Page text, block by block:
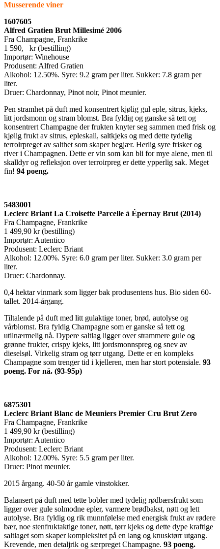
Musserende viner
1607605
Alfred Gratien Brut Millesimé 2006
Fra Champagne, Frankrike
1 590,– kr (bestilling)
Importør: Winehouse
Produsent: Alfred Gratien
Alkohol: 12.50%. Syre: 9.2 gram per liter. Sukker: 7.8 gram per
liter.
Druer: Chardonnay, Pinot noir, Pinot meunier.
Pen stramhet på duft med konsentrert kjølig gul eple, sitrus, kjeks,
litt jordsmonn og stram blomst. Bra fyldig og ganske så tett og
konsentrert Champagne der frukten knyter seg sammen med frisk og
kjølig frukt av sitrus, epleskall, saltkjeks og med dette tydelig
terroirpreget av salthet som skaper begjær. Herlig syre frisker og
river i Champagnen. Dette er vin som kan bli for mye alene, men til
skalldyr og refleksjon over terroirpreg er dette ypperlig sak. Meget
fin! 94 poeng.
5483001
Leclerc Briant La Croisette Parcelle à Épernay Brut (2014)
Fra Champagne, Frankrike
1 499,90 kr (bestilling)
Importør: Autentico
Produsent: Leclerc Briant
Alkohol: 12.00%. Syre: 6.0 gram per liter. Sukker: 3.0 gram per
liter.
Druer: Chardonnay.
0,4 hektar vinmark som ligger bak produsentens hus. Bio siden 60-
tallet. 2014-årgang.
Tiltalende på duft med litt gulaktige toner, brød, autolyse og
vårblomst. Bra fyldig Champagne som er ganske så tett og
utilnærmelig nå. Dypere saltlag ligger over strammere gule og
grønne frukter, crispy kjeks, litt jordsmonnspreg og snev av
dieselsøl. Virkelig stram og tørr utgang. Dette er en kompleks
Champagne som trenger tid i kjelleren, men har stort potensiale. 93
poeng. For nå. (93-95p)
6875301
Leclerc Briant Blanc de Meuniers Premier Cru Brut Zero
Fra Champagne, Frankrike
1 499,90 kr (bestilling)
Importør: Autentico
Produsent: Leclerc Briant
Alkohol: 12.00%. Syre: 5.5 gram per liter.
Druer: Pinot meunier.
2015 årgang. 40-50 år gamle vinstokker.
Balansert på duft med tette bobler med tydelig rødbærsfrukt som
ligger over gule solmodne epler, varmere brødbakst, nøtt og lett
autolyse. Bra fyldig og rik munnfølelse med energisk frukt av rødere
bær, noe stenfruktaktige toner, nøtt, tørr kjeks og dette dype kraftige
saltlaget som skaper kompleksitet på en lang og knusktørr utgang.
Krevende, men detaljrik og særpreget Champagne. 93 poeng.